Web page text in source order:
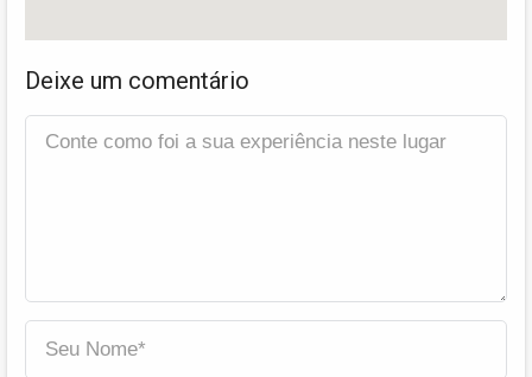
Deixe um comentário